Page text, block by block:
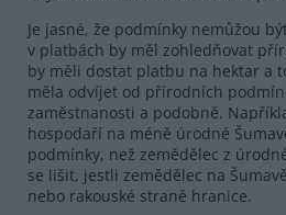
Je jasné, že podmínky nemůžou
v platbách by měl zohledňovat
by měli dostat platbu na hektar a
měla odvíjet od přírodních
zaměstnanosti a podobně.
hospodaří na méně úrodné
podmínky, než zemědělec z
se lišit, jestli zemědělec na
nebo rakouské straně hranice.